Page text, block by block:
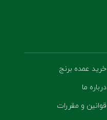
خرید عمده برنج
درباره ما
قوانین و مقررات